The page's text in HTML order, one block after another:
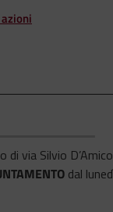
di via Silvio
dal